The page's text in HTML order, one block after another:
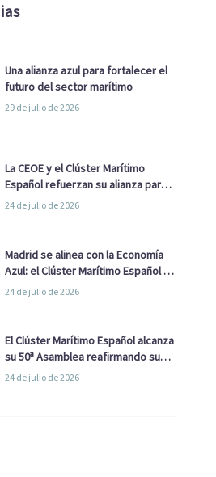
Una alianza azul para fortalecer el
futuro del sector marítimo
29 de julio de 2026
La CEOE y el Clúster Marítimo
Español refuerzan su alianza para
impulsar una estrategia Nacional
24 de julio de 2026
Madrid se alinea con la Economía
Azul: el Clúster Marítimo Español y
la Real Liga Naval avanzan alianzas
24 de julio de 2026
El Clúster Marítimo Español alcanza
su 50ª Asamblea reafirmando su
liderazgo en la Economía Azul
24 de julio de 2026